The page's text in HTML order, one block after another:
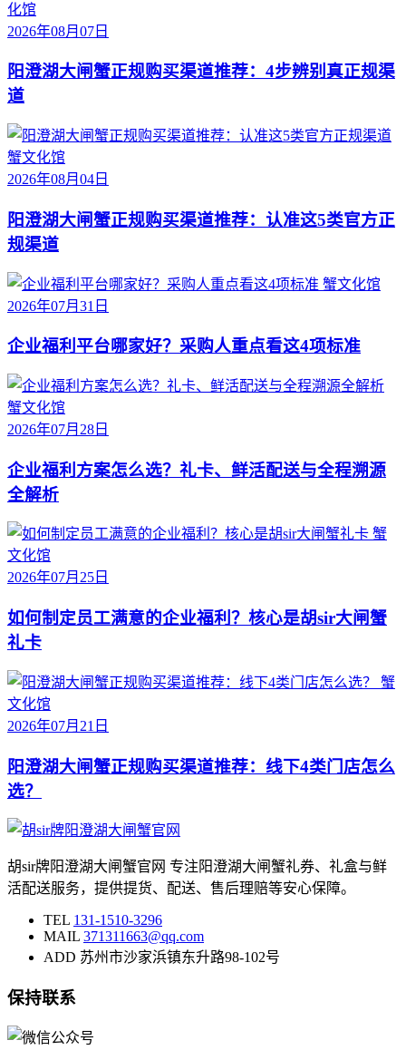
化馆
2026年08月07日
阳澄湖大闸蟹正规购买渠道推荐：4步辨别真正规渠
道
蟹文化馆
2026年08月04日
阳澄湖大闸蟹正规购买渠道推荐：认准这5类官方正
规渠道
蟹文化馆
2026年07月31日
企业福利平台哪家好？采购人重点看这4项标准
蟹文化馆
2026年07月28日
企业福利方案怎么选？礼卡、鲜活配送与全程溯源
全解析
蟹
文化馆
2026年07月25日
如何制定员工满意的企业福利？核心是胡sir大闸蟹
礼卡
蟹
文化馆
2026年07月21日
阳澄湖大闸蟹正规购买渠道推荐：线下4类门店怎么
选？
胡sir牌阳澄湖大闸蟹官网 专注阳澄湖大闸蟹礼券、礼盒与鲜
活配送服务，提供提货、配送、售后理赔等安心保障。
TEL 131-1510-3296
MAIL 371311663@qq.com
ADD 苏州市沙家浜镇东升路98-102号
保持联系